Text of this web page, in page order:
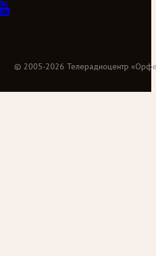
© 2005-2026 Телерадиоцентр